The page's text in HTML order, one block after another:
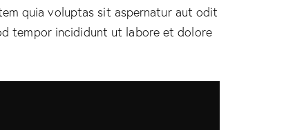
quia voluptas sit aspernatur aut odit
tempor incididunt ut labore et dolore